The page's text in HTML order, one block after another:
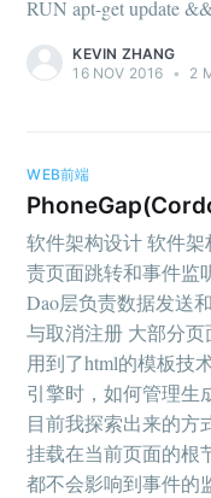
RUN apt-get update
KEVIN ZHANG
16 NOV 2016 • 2
WEB前端
软件架构设计 软件
责页面跳转和事件监
Dao层负责数据发送
与取消注册 大部分
用到了html的模板技
引擎时，如何管理生
目前我探索出来的方
挂载在当前页面的根
都不会影响到事件的